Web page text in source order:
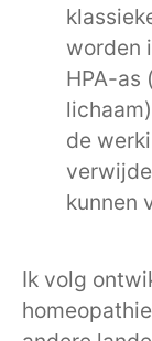
worden
HPA-as
de
kunnen
Ik volg